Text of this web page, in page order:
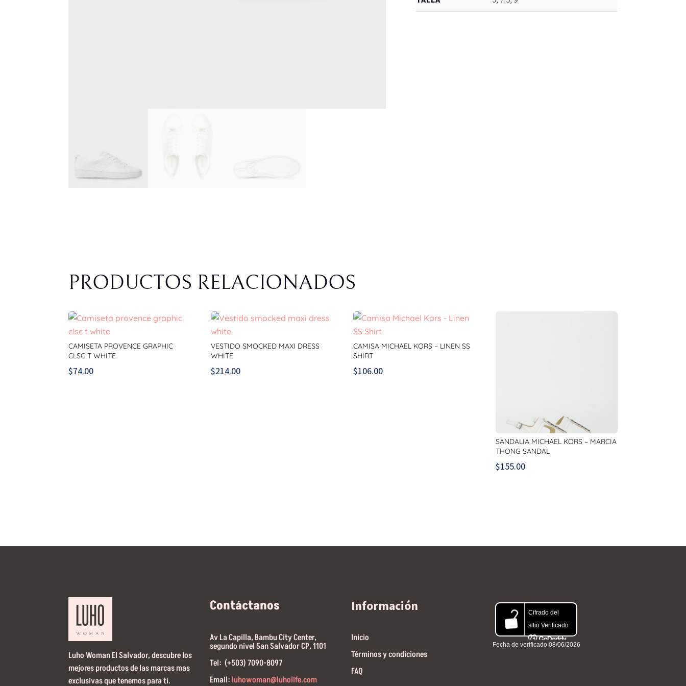
PRODUCTOS RELACIONADOS
CAMISETA PROVENCE GRAPHIC
CLSC T WHITE
$74.00
VESTIDO SMOCKED MAXI DRESS
WHITE
$214.00
CAMISA MICHAEL KORS – LINEN SS
SHIRT
$106.00
SANDALIA MICHAEL KORS – MARCIA
THONG SANDAL
$155.00
Luho Woman El Salvador, descubre los
mejores productos de las marcas mas
exclusivas que tenemos para tí.
Contáctanos
Av La Capilla, Bambu City Center,
segundo nivel San Salvador CP, 1101
Tel: (+503) 7090-8097
Email: luhowoman@luholife.com
Información
Inicio
Términos y condiciones
FAQ